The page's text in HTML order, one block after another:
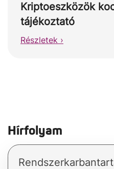
Kriptoeszközök
tájékoztató
Részletek ›
Hírfolyam